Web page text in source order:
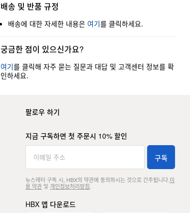
배송 및 반품 규정
배송에 대한 자세한 내용은 여기를 클릭하세요.
궁금한 점이 있으신가요?
여기를 클릭해 자주 묻는 질문과 대답 및 고객센터 정보를 확
인하세요.
팔로우 하기
지금 구독하면 첫 주문시 10% 할인
구독
뉴스레터 구독 시, HBX의 약관에 동의하시는 것으로 간주됩니다. 이
용 약관및 개인정보처리방침
HBX 앱 다운로드